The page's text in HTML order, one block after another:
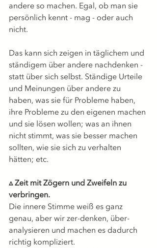
andere so machen. Egal, ob man sie
persönlich kennt - mag - oder auch
nicht.
Das kann sich zeigen in täglichem und
ständigem über andere nachdenken -
statt über sich selbst. Ständige Urteile
und Meinungen über andere zu
haben, was sie für Probleme haben,
ihre Probleme zu den eigenen machen
und sie lösen wollen; was an ihnen
nicht stimmt, was sie besser machen
sollten, wie sie sich zu verhalten
hätten; etc.
▵ Zeit mit Zögern und Zweifeln zu
verbringen.
Die innere Stimme weiß es ganz
genau, aber wir zer-denken, über-
analysieren und machen es dadurch
richtig kompliziert.